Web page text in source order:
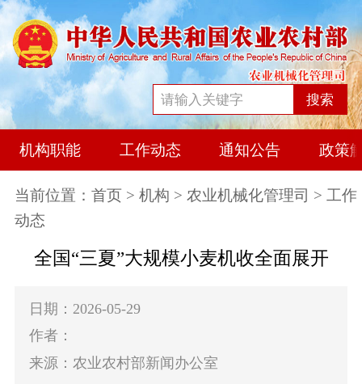
搜索
机构职能 工作动态 通知公告 政策
当前位置： 首页 > 机构 > 农业机械化管理司 > 工作
动态
全国“三夏”大规模小麦机收全面展开
日期：2026-05-29
作者：
来源：农业农村部新闻办公室